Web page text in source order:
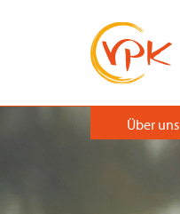
Über uns